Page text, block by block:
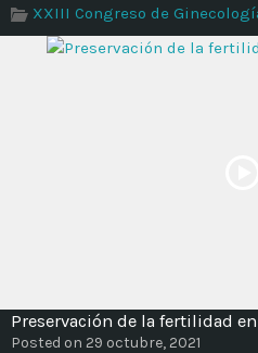
XXIII Congreso de
Preservación de la fertilidad
Posted on 29 octubre, 2021